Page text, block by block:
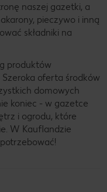
naszej gazetki, a
pieczywo i inną
składniki na
produktów
oferta środków
domowych
koniec - w gazetce
i ogrodu, które
W Kauflandzie